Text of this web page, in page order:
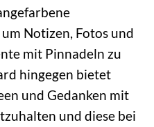
Notizen, Fotos und
mit Pinnadeln zu
hingegen bietet
und Gedanken mit
und diese bei